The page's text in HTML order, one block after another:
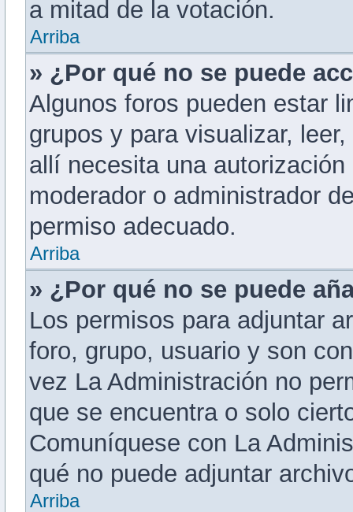
a mitad de la votación.
Arriba
» ¿Por qué no se puede
Algunos foros pueden estar
grupos y para visualizar,
allí necesita una
moderador o administrador
permiso adecuado.
Arriba
» ¿Por qué no se puede
Los permisos para adjuntar
foro, grupo, usuario y son
vez La Administración no
que se encuentra o solo
Comuníquese con La
qué no puede adjuntar
Arriba